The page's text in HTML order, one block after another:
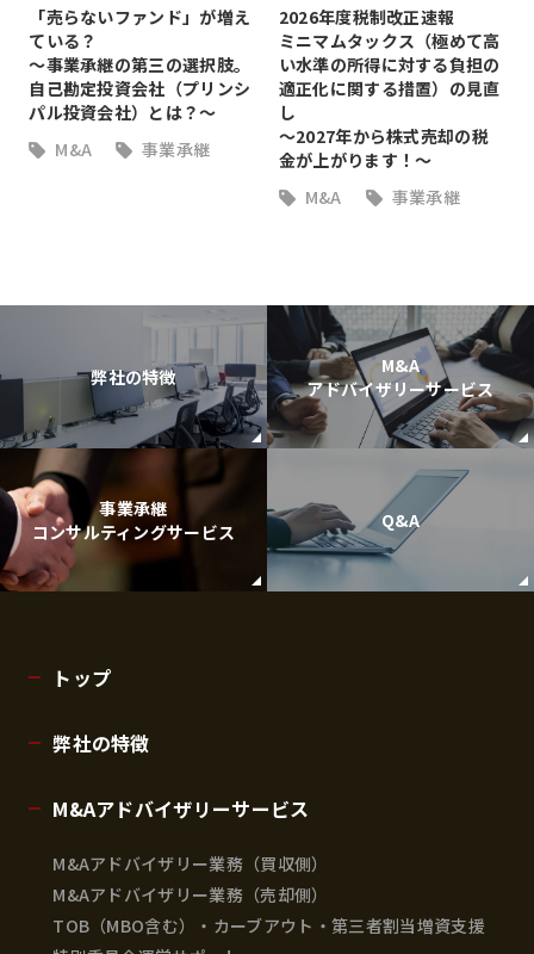
「売らないファンド」が増え
ている？
～事業承継の第三の選択肢。
自己勘定投資会社（プリンシ
パル投資会社）とは？～
M&A
事業承継
2026年度税制改正速報
ミニマムタックス（極めて高
い水準の所得に対する負担の
適正化に関する措置）の見直
し
～2027年から株式売却の税
金が上がります！～
M&A
事業承継
弊社の特徴
M&A
アドバイザリーサービス
事業承継
コンサルティングサービス
Q&A
トップ
弊社の特徴
M&Aアドバイザリーサービス
M&Aアドバイザリー業務（買収側）
M&Aアドバイザリー業務（売却側）
TOB（MBO含む）・カーブアウト・第三者割当増資支援